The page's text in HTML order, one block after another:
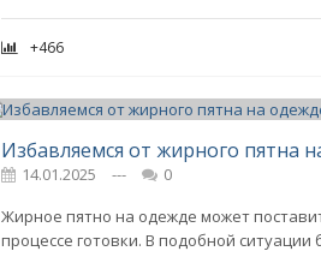
+466
Избавляемся от жирного пятна
14.01.2025 ---
0
Жирное пятно на одежде может
процессе готовки. В подобной